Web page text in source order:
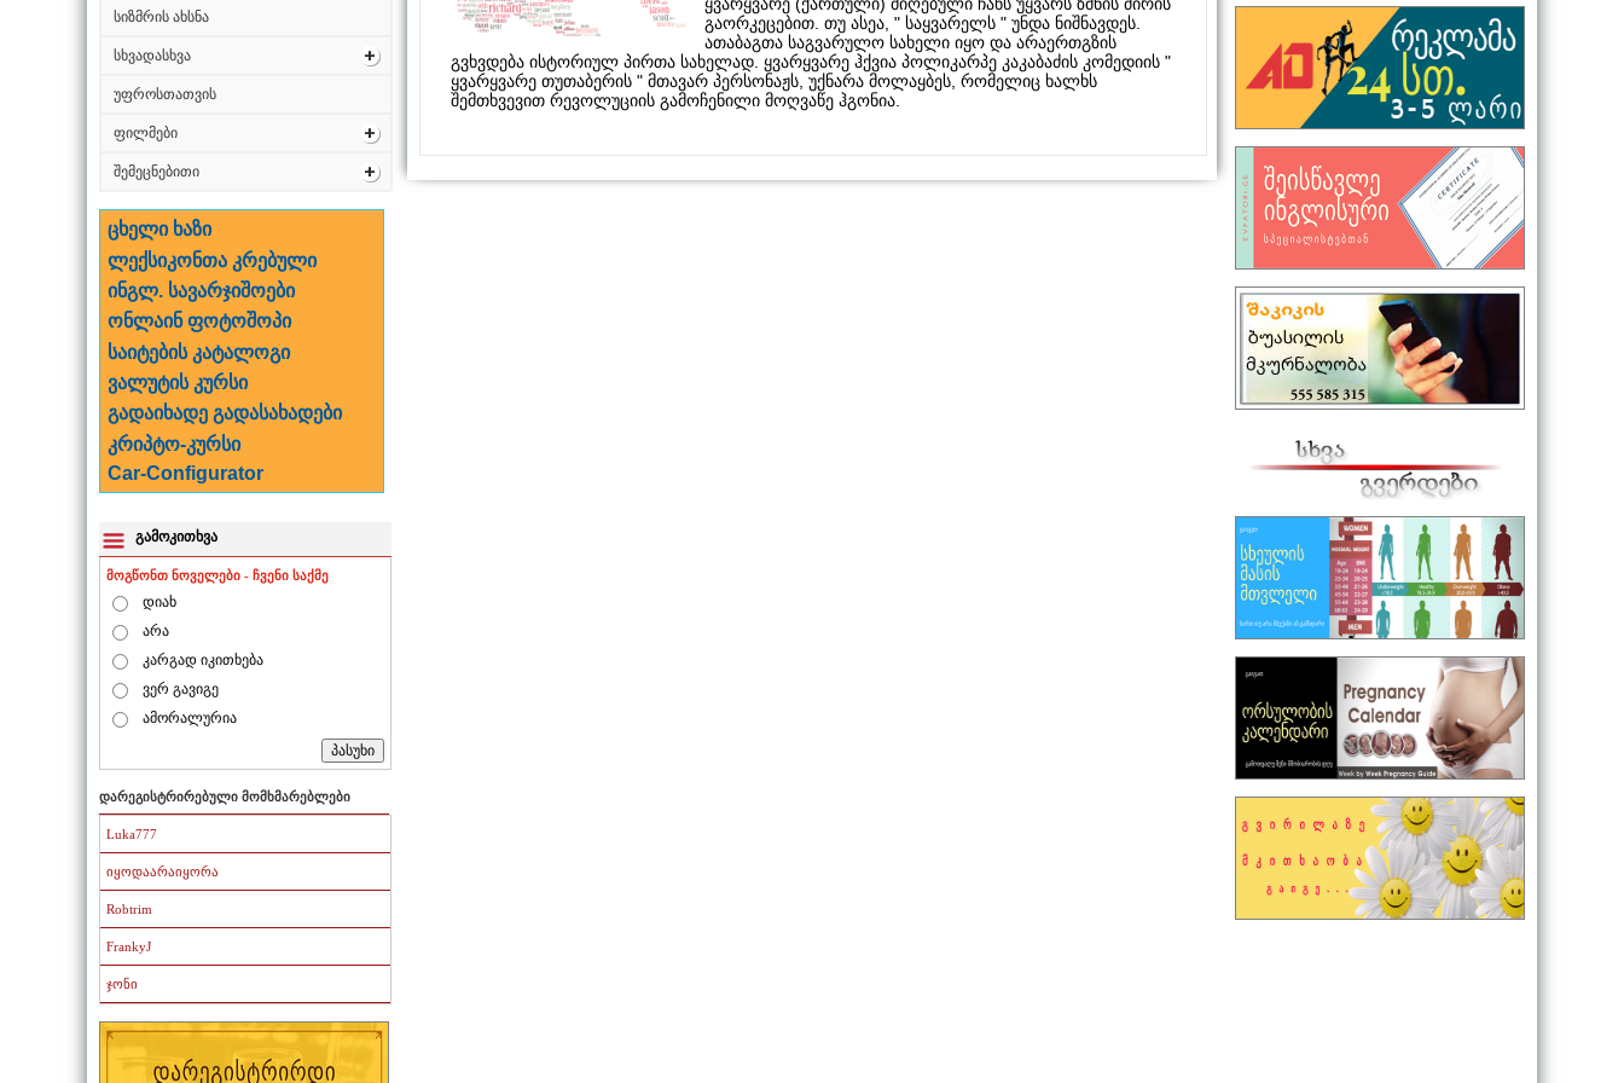
სიზმრის ახსნა
სხვადასხვა
უფროსთათვის
ფილმები
შემეცნებითი
ცხელი ხაზი
ლექსიკონთა კრებული
ინგლ. სავარჯიშოები
ონლაინ ფოტოშოპი
საიტების კატალოგი
ვალუტის კურსი
გადაიხადე გადასახადები
კრიპტო-კურსი
Car-Configurator
გამოკითხვა
მოგწონთ ნოველები - ჩვენი საქმე
დიახ
არა
კარგად იკითხება
ვერ გავიგე
ამორალურია
დარეგისტრირებული მომხმარებლები
Luka777
იყოდაარაიყორა
Robtrim
FrankyJ
ჯონი
გაორკეცებით. თუ ასეა, " საყვარელს " უნდა ნიშნავდეს.
ათაბაგთა საგვარულო სახელი იყო და არაერთგზის
გვხვდება ისტორიულ პირთა სახელად. ყვარყვარე ჰქვია პოლიკარპე კაკაბაძის კომედიის "
ყვარყვარე თუთაბერის " მთავარ პერსონაჟს, უქნარა მოლაყბეს, რომელიც ხალხს
შემთხვევით რევოლუციის გამოჩენილი მოღვაწე ჰგონია.